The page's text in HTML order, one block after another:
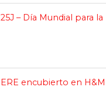
25J – Día Mundial para
ERE encubierto en